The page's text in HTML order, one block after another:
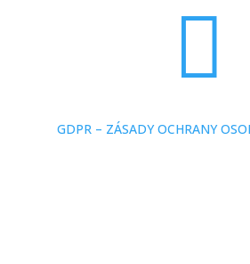

GDPR – ZÁSADY OCHRANY